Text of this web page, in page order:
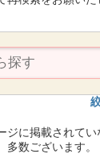
ジに掲載されてい
多数ございます。